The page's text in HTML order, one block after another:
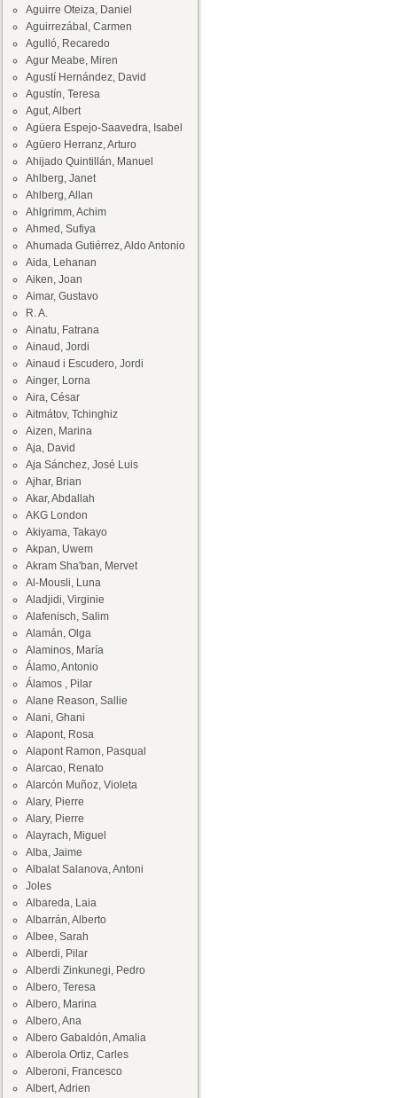
Aguirre Oteiza, Daniel
Aguirrezábal, Carmen
Agulló, Recaredo
Agur Meabe, Miren
Agustí Hernández, David
Agustín, Teresa
Agut, Albert
Agüera Espejo-Saavedra, Isabel
Agüero Herranz, Arturo
Ahijado Quintillán, Manuel
Ahlberg, Janet
Ahlberg, Allan
Ahlgrimm, Achim
Ahmed, Sufiya
Ahumada Gutiérrez, Aldo Antonio
Aida, Lehanan
Aiken, Joan
Aimar, Gustavo
R. A.
Ainatu, Fatrana
Ainaud, Jordi
Ainaud i Escudero, Jordi
Ainger, Lorna
Aira, César
Aitmátov, Tchinghiz
Aizen, Marina
Aja, David
Aja Sánchez, José Luis
Ajhar, Brian
Akar, Abdallah
AKG London
Akiyama, Takayo
Akpan, Uwem
Akram Sha'ban, Mervet
Al-Mousli, Luna
Aladjidi, Virginie
Alafenisch, Salim
Alamán, Olga
Alaminos, María
Álamo, Antonio
Álamos , Pilar
Alane Reason, Sallie
Alani, Ghani
Alapont, Rosa
Alapont Ramon, Pasqual
Alarcao, Renato
Alarcón Muñoz, Violeta
Alary, Pierre
Alary, Pierre
Alayrach, Miguel
Alba, Jaime
Albalat Salanova, Antoni
Joles
Albareda, Laia
Albarrán, Alberto
Albee, Sarah
Alberdi, Pilar
Alberdi Zinkunegi, Pedro
Albero, Teresa
Albero, Marina
Albero, Ana
Albero Gabaldón, Amalia
Alberola Ortiz, Carles
Alberoni, Francesco
Albert, Adrien